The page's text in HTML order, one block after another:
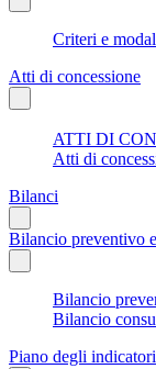
Criteri e
Atti di concessione
ATTI DI
Atti di
Bilanci
Bilancio preventivo
Bilancio
Bilancio
Piano degli